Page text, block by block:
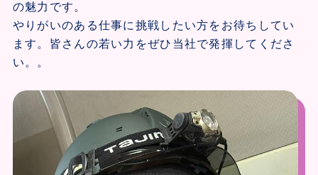
の魅力です。
やりがいのある仕事に挑戦したい方をお待ちしてい
ます。皆さんの若い力をぜひ当社で発揮してくださ
い。。